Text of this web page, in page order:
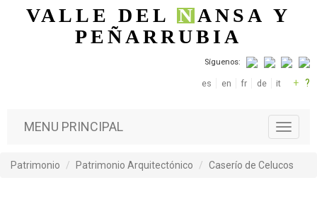
Pasar al contenido principal
VALLE DELNANSA Y
PEÑARRUBIA
Síguenos:
es en fr de it + ?
T
o
g
MENU PRINCIPAL
Patrimonio Patrimonio Arquitectónico Caserío de Celucos